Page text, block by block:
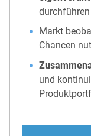
durchführen
Markt
Chancen
und